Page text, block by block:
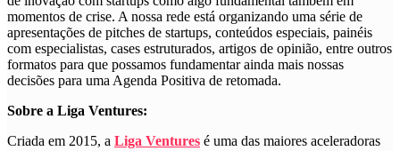
momentos de crise. A nossa rede está organizando uma série de
apresentações de pitches de startups, conteúdos especiais, painéis
com especialistas, cases estruturados, artigos de opinião, entre outros
formatos para que possamos fundamentar ainda mais nossas
decisões para uma Agenda Positiva de retomada.
Sobre a Liga Ventures:
Criada em 2015, a Liga Ventures é uma das maiores aceleradoras